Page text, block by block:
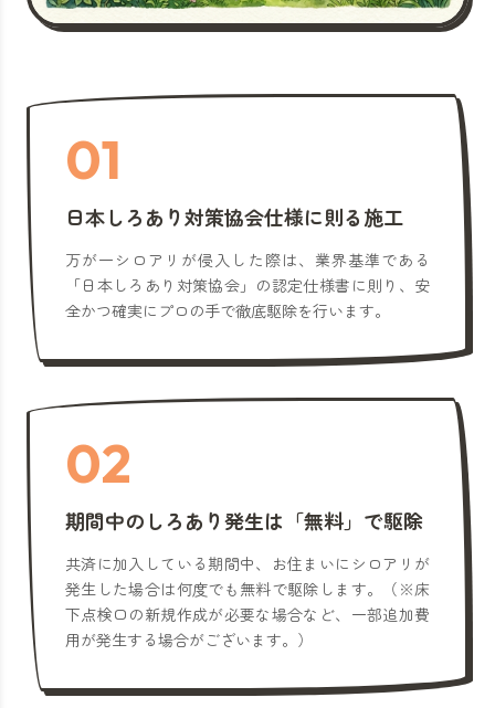
01
日本しろあり対策協会仕様に則る施工
万が一シロアリが侵入した際は、業界基準である
「日本しろあり対策協会」の認定仕様書に則り、安
全かつ確実にプロの手で徹底駆除を行います。
02
期間中のしろあり発生は「無料」で駆除
共済に加入している期間中、お住まいにシロアリが
発生した場合は何度でも無料で駆除します。（※床
下点検口の新規作成が必要な場合など、一部追加費
用が発生する場合がございます。）